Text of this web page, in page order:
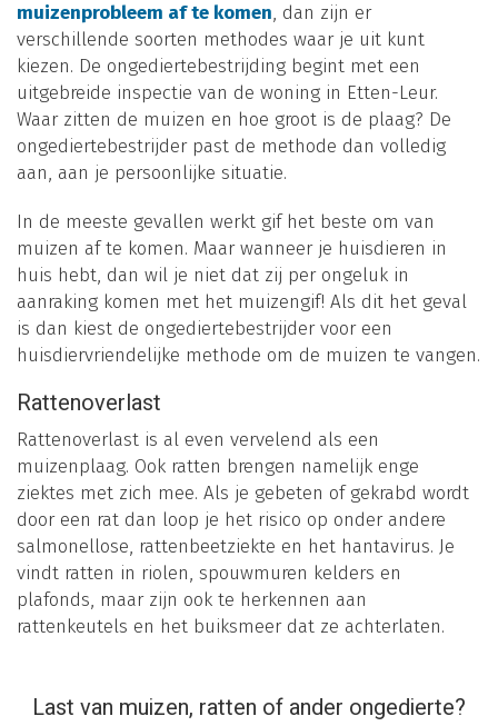
muizenprobleem af te komen, dan zijn er
verschillende soorten methodes waar je uit kunt
kiezen. De ongediertebestrijding begint met een
uitgebreide inspectie van de woning in Etten-Leur.
Waar zitten de muizen en hoe groot is de plaag? De
ongediertebestrijder past de methode dan volledig
aan, aan je persoonlijke situatie.
In de meeste gevallen werkt gif het beste om van
muizen af te komen. Maar wanneer je huisdieren in
huis hebt, dan wil je niet dat zij per ongeluk in
aanraking komen met het muizengif! Als dit het geval
is dan kiest de ongediertebestrijder voor een
huisdiervriendelijke methode om de muizen te vangen.
Rattenoverlast
Rattenoverlast is al even vervelend als een
muizenplaag. Ook ratten brengen namelijk enge
ziektes met zich mee. Als je gebeten of gekrabd wordt
door een rat dan loop je het risico op onder andere
salmonellose, rattenbeetziekte en het hantavirus. Je
vindt ratten in riolen, spouwmuren kelders en
plafonds, maar zijn ook te herkennen aan
rattenkeutels en het buiksmeer dat ze achterlaten.
Last van muizen, ratten of ander ongedierte?